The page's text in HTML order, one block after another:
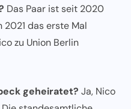
Das Paar ist seit 2020
2021 das erste Mal
zu Union Berlin
geheiratet? Ja, Nico